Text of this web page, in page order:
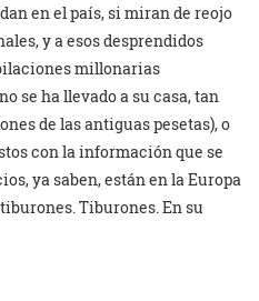
en el país, si miran de reojo
y a esos desprendidos
millonarias
se ha llevado a su casa, tan
de las antiguas pesetas), o
con la información que se
ya saben, están en la Europa
Tiburones. En su